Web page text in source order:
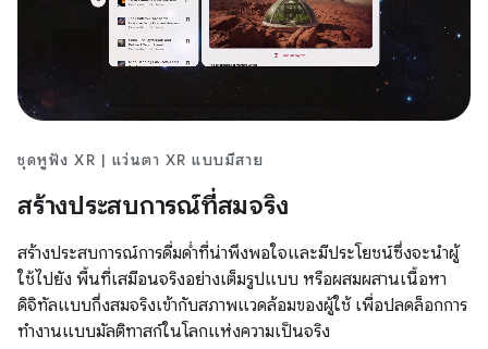
ชุดหูฟัง XR | แว่นตา XR แบบมีสาย
สร้างประสบการณ์ที่สมจริง
สร้างประสบการณ์การดื่มด่ำที่น่าพึงพอใจและมีประโยชน์ซึ่งจะนำผู้
ใช้ไปยัง พื้นที่เสมือนจริงอย่างเต็มรูปแบบ หรือผสมผสานเนื้อหา
ดิจิทัลแบบกึ่งสมจริงเข้ากับสภาพแวดล้อมของผู้ใช้ เพื่อปลดล็อกการ
ทำงานแบบมัลติทาสก์ในโลกแห่งความเป็นจริง